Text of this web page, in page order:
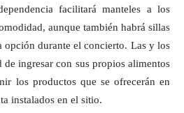
facilitará manteles a los
aunque también habrá sillas
opción durante el concierto. Las y los
de ingresar con sus propios alimentos
los productos que se ofrecerán en
instalados en el sitio.